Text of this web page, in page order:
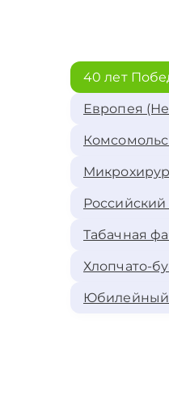
40 лет
Европея
Российский
Табачная
Хлопчато-